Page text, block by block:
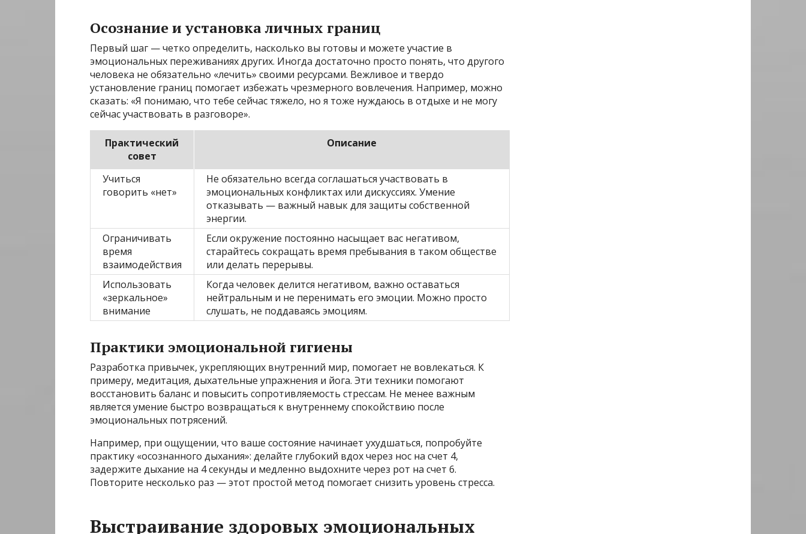
Осознание и установка личных границ
Первый шаг — четко определить, насколько вы готовы и можете участие в
эмоциональных переживаниях других. Иногда достаточно просто понять, что другого
человека не обязательно «лечить» своими ресурсами. Вежливое и твердо
установление границ помогает избежать чрезмерного вовлечения. Например, можно
сказать: «Я понимаю, что тебе сейчас тяжело, но я тоже нуждаюсь в отдыхе и не могу
сейчас участвовать в разговоре».
Практический
совет
Описание
Учиться
говорить «нет»
Не обязательно всегда соглашаться участвовать в
эмоциональных конфликтах или дискуссиях. Умение
отказывать — важный навык для защиты собственной
энергии.
Ограничивать
время
взаимодействия
Если окружение постоянно насыщает вас негативом,
старайтесь сокращать время пребывания в таком обществе
или делать перерывы.
Использовать
«зеркальное»
внимание
Когда человек делится негативом, важно оставаться
нейтральным и не перенимать его эмоции. Можно просто
слушать, не поддаваясь эмоциям.
Практики эмоциональной гигиены
Разработка привычек, укрепляющих внутренний мир, помогает не вовлекаться. К
примеру, медитация, дыхательные упражнения и йога. Эти техники помогают
восстановить баланс и повысить сопротивляемость стрессам. Не менее важным
является умение быстро возвращаться к внутреннему спокойствию после
эмоциональных потрясений.
Например, при ощущении, что ваше состояние начинает ухудшаться, попробуйте
практику «осознанного дыхания»: делайте глубокий вдох через нос на счет 4,
задержите дыхание на 4 секунды и медленно выдохните через рот на счет 6.
Повторите несколько раз — этот простой метод помогает снизить уровень стресса.
Выстраивание здоровых эмоциональных